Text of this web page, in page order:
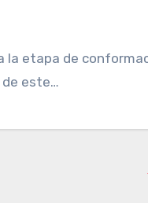
de este…